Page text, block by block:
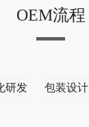
OEM流程
研发 包装设计